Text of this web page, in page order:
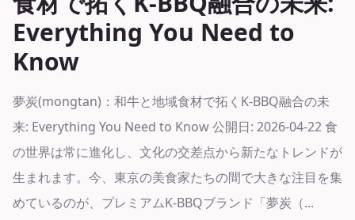
Everything You Need to
Know
夢炭(mongtan)：和牛と地域食材で拓くK-BBQ融合の未
来: Everything You Need to Know 公開日: 2026-04-22 食
の世界は常に進化し、文化の交差点から新たなトレンドが
生まれます。今、東京の美食家たちの間で大きな注目を集
めているのが、プレミアムK-BBQブランド「夢炭（...